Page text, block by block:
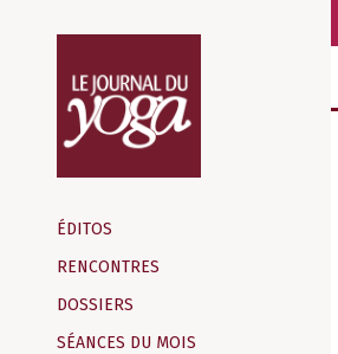
d‘information
indépendant
ÉDITOS
RENCONTRES
DOSSIERS
SÉANCES DU MOIS